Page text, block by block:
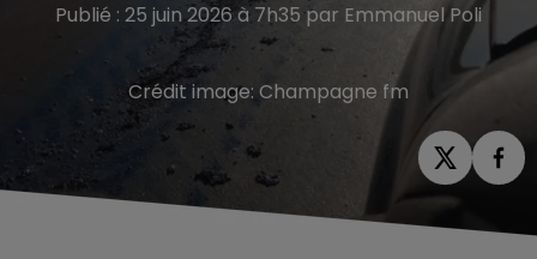
Publié : 25 juin 2026 à 7h35 par Emmanuel Poli
Crédit image: Champagne fm